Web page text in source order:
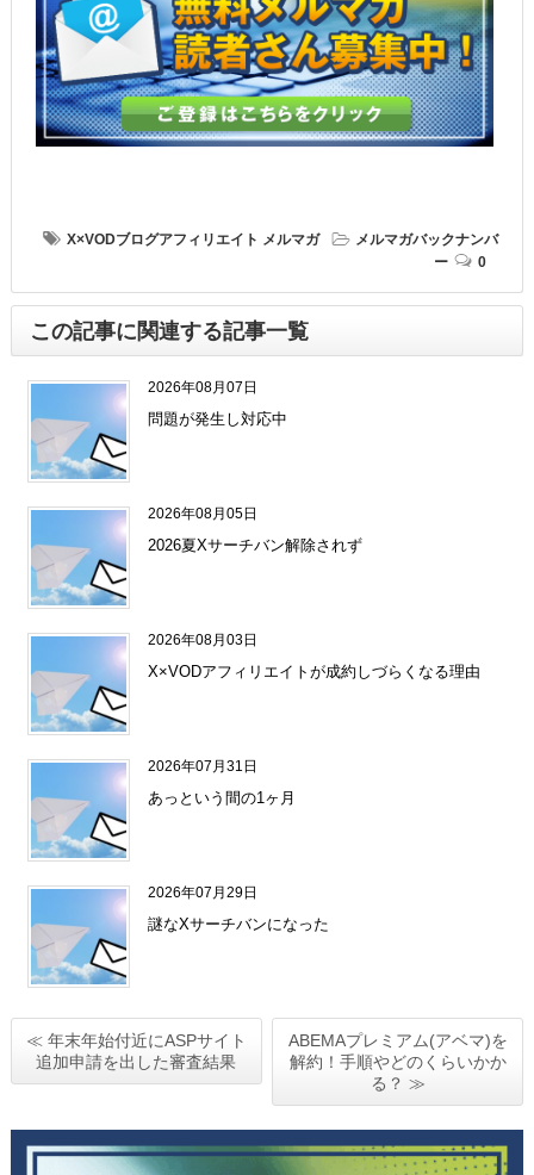
X×VODブログアフィリエイト メルマガ
メルマガバックナンバ
ー
0
この記事に関連する記事一覧
2026年08月07日
問題が発生し対応中
2026年08月05日
2026夏Xサーチバン解除されず
2026年08月03日
X×VODアフィリエイトが成約しづらくなる理由
2026年07月31日
あっという間の1ヶ月
2026年07月29日
謎なXサーチバンになった
≪ 年末年始付近にASPサイト
追加申請を出した審査結果
ABEMAプレミアム(アベマ)を
解約！手順やどのくらいかか
る？ ≫